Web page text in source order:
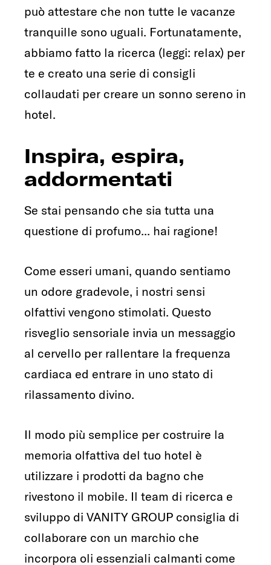
può attestare che non tutte le vacanze
tranquille sono uguali. Fortunatamente,
abbiamo fatto la ricerca (leggi: relax) per
te e creato una serie di consigli
collaudati per creare un sonno sereno in
hotel.
Inspira, espira,
addormentati
Se stai pensando che sia tutta una
questione di profumo... hai ragione!
Come esseri umani, quando sentiamo
un odore gradevole, i nostri sensi
olfattivi vengono stimolati. Questo
risveglio sensoriale invia un messaggio
al cervello per rallentare la frequenza
cardiaca ed entrare in uno stato di
rilassamento divino.
Il modo più semplice per costruire la
memoria olfattiva del tuo hotel è
utilizzare i prodotti da bagno che
rivestono il mobile. Il team di ricerca e
sviluppo di VANITY GROUP consiglia di
collaborare con un marchio che
incorpora oli essenziali calmanti come